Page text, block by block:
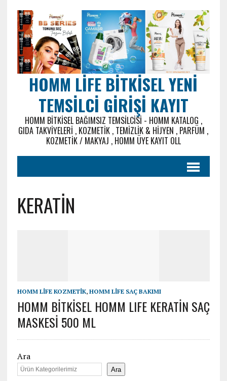
HOMM LIFE BITKISEL YENI
TEMSILCI GIRIŞI KAYIT
HOMM BITKISEL BAĞIMSIZ TEMSILCISI - HOMM KATALOG ,
GIDA TAKVIYELERI , KOZMETIK , TEMIZLIK & HIJYEN , PARFÜM ,
KOZMETIK / MAKYAJ , HOMM ÜYE KAYIT OLL
KERATİN
HOMM LİFE KOZMETİK, HOMM LİFE SAÇ BAKIMI
HOMM BİTKİSEL HOMM LIFE KERATİN SAÇ
MASKESİ 500 ML
Ara
Ara